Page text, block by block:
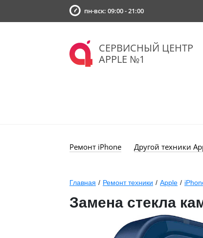
пн-вск: 09:00 - 21:00
СЕРВИСНЫЙ ЦЕНТР
APPLE №1
Ремонт iPhone Другой техники
Главная / Ремонт техники / Apple /
Замена стекла